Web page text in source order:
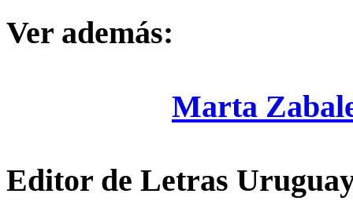
Ver además:
Marta
Editor de Letras